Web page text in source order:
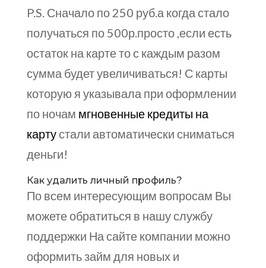
P.S. Сначало по 250 руб.а когда стало
получаться по 500р.просто ,если есть
остаток на карте то с каждым разом
сумма будет увеличиваться! С карты
которую я указывала при оформлении
по ночам мгновенные кредиты на
картустали автоматически сниматься
деньги!
Как удалить личный профиль?
По всем интересующим вопросам Вы
можете обратиться в нашу службу
поддержки На сайте компании можно
оформить займ для новых и